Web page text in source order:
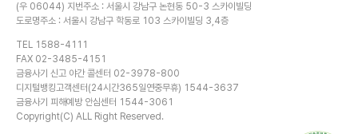
(우 06044) 지번주소 : 서울시 강남구 논현동 50-3 스카이빌딩
도로명주소 : 서울시 강남구 학동로 103 스카이빌딩 3,4층
TEL 1588-4111
FAX 02-3485-4151
금융사기 신고 야간 콜센터 02-3978-800
디지털뱅킹고객센터(24시간365일연중무휴) 1544-3637
금융사기 피해예방 안심센터 1544-3061
Copyright(C) ALL Right Reserved.